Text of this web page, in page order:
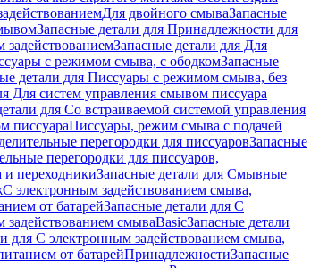
Для двойного смываЗапасные
Запасные детали для Принадлежности для
Запасные детали для Для
с режимом смыва, с ободкомЗапасные
детали для Писсуары с режимом смыва, без
Для систем управления смывом писсуара
для Со встраиваемой системой управления
писсуараПиссуары, режим смыва с подачей
перегородки для писсуаровЗапасные
перегородки для писсуаров,
переходникиЗапасные детали для Смывные
С электронным задействованием смыва,
от батарейЗапасные детали для С
задействованием смываBasicЗапасные детали
для С электронным задействованием смыва,
от батарейПринадлежностиЗапасные